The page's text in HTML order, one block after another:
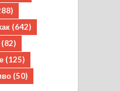
(642)
(82)
(125)
(50)